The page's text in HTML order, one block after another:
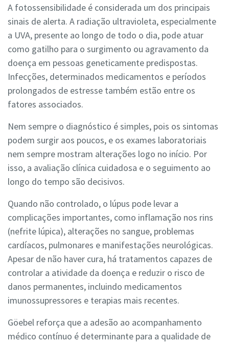
A fotossensibilidade é considerada um dos principais
sinais de alerta. A radiação ultravioleta, especialmente
a UVA, presente ao longo de todo o dia, pode atuar
como gatilho para o surgimento ou agravamento da
doença em pessoas geneticamente predispostas.
Infecções, determinados medicamentos e períodos
prolongados de estresse também estão entre os
fatores associados.
Nem sempre o diagnóstico é simples, pois os sintomas
podem surgir aos poucos, e os exames laboratoriais
nem sempre mostram alterações logo no início. Por
isso, a avaliação clínica cuidadosa e o seguimento ao
longo do tempo são decisivos.
Quando não controlado, o lúpus pode levar a
complicações importantes, como inflamação nos rins
(nefrite lúpica), alterações no sangue, problemas
cardíacos, pulmonares e manifestações neurológicas.
Apesar de não haver cura, há tratamentos capazes de
controlar a atividade da doença e reduzir o risco de
danos permanentes, incluindo medicamentos
imunossupressores e terapias mais recentes.
Göebel reforça que a adesão ao acompanhamento
médico contínuo é determinante para a qualidade de